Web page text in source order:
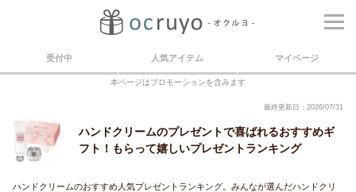
受付中 人気アイテム マイページ
本ページはプロモーションを含みます
最終更新日：2026/07/31
ハンドクリームのプレゼントで喜ばれるおすすめギ
フト！もらって嬉しいプレゼントランキング
ハンドクリームのおすすめ人気プレゼントランキング。みんなが選んだハンドクリ